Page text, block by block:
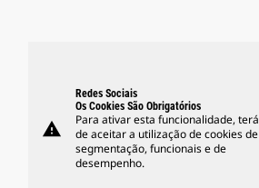
warning
Redes Sociais
Os Cookies São Obrigatórios
Para ativar esta funcionalidade, terá
de aceitar a utilização de cookies de
segmentação, funcionais e de
desempenho.